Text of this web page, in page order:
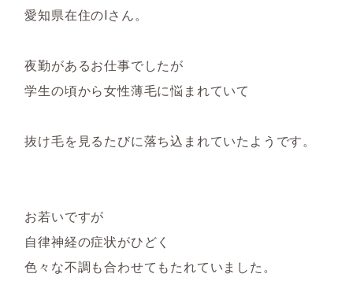
愛知県在住のIさん。
夜勤があるお仕事でしたが
学生の頃から女性薄毛に悩まれていて
抜け毛を見るたびに落ち込まれていたようです。
お若いですが
自律神経の症状がひどく
色々な不調も合わせてもたれていました。